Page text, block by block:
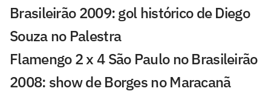
Brasileirão 2009: gol histórico de Diego
Souza no Palestra
Flamengo 2 x 4 São Paulo no Brasileirão
2008: show de Borges no Maracanã